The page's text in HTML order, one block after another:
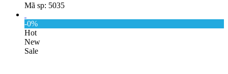
Mã sp: 5035
-0%
Hot
New
Sale